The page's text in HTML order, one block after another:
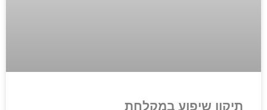
תיקון שיפוע במקלחת